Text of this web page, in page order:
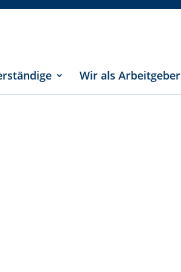
Wir als Arbeitgeber